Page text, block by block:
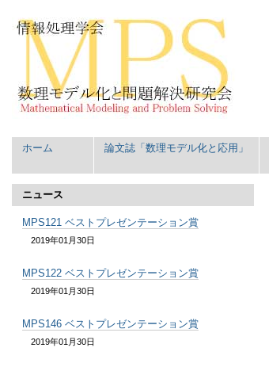
ン
テ
に
飛
|
ナ
ビ
ゲ
ー
シ
に
ー
ソ
ツ
ー
Navigation
ホーム 論文誌「数理モデル化と応用」
ニュース
MPS121 ベストプレゼンテーション賞
2019年01月30日
MPS122 ベストプレゼンテーション賞
2019年01月30日
MPS146 ベストプレゼンテーション賞
2019年01月30日